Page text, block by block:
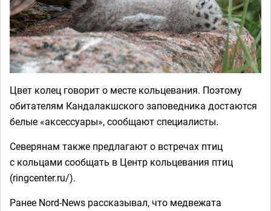
Цвет колец говорит о месте кольцевания. Поэтому
обитателям Кандалакшского заповедника достаются
белые «аксессуары», сообщают специалисты.
Северянам также предлагают о встречах птиц
с кольцами сообщать в Центр кольцевания птиц
(ringcenter.ru/).
Ранее Nord-News рассказывал, что медвежата